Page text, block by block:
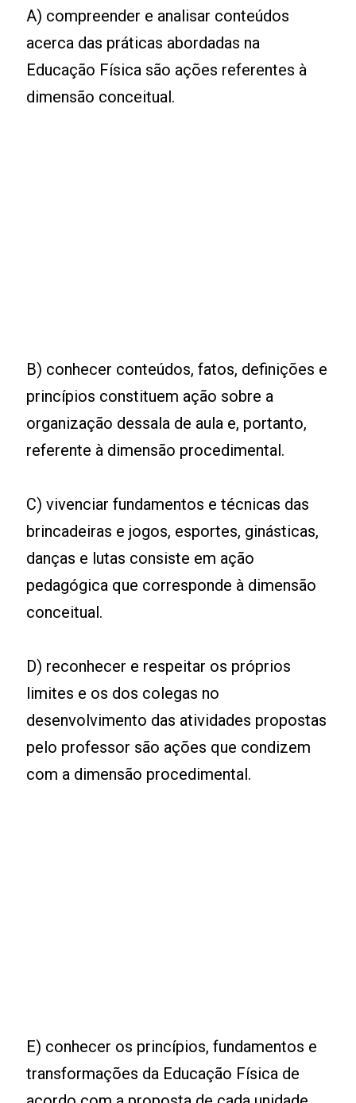
A) compreender e analisar conteúdos
acerca das práticas abordadas na
Educação Física são ações referentes à
dimensão conceitual.
B) conhecer conteúdos, fatos, definições e
princípios constituem ação sobre a
organização dessala de aula e, portanto,
referente à dimensão procedimental.
C) vivenciar fundamentos e técnicas das
brincadeiras e jogos, esportes, ginásticas,
danças e lutas consiste em ação
pedagógica que corresponde à dimensão
conceitual.
D) reconhecer e respeitar os próprios
limites e os dos colegas no
desenvolvimento das atividades propostas
pelo professor são ações que condizem
com a dimensão procedimental.
E) conhecer os princípios, fundamentos e
transformações da Educação Física de